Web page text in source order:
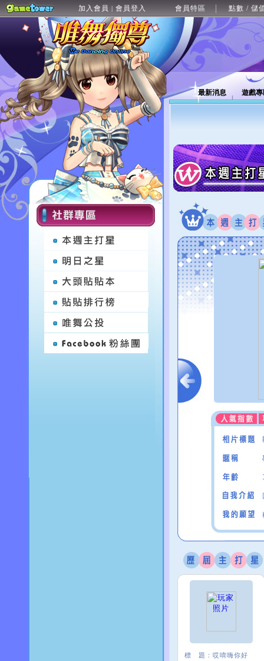
加入會員 | 會員登入 會員特區 點數 / 儲
最新消息 遊戲
標 題： 哎唷嗨你好